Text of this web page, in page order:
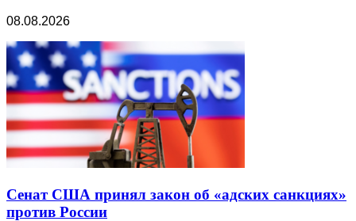
08.08.2026
Сенат США принял закон об «адских санкциях»
против России